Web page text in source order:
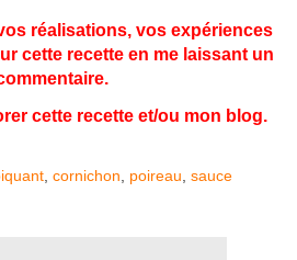
réalisations, vos expériences
cette recette en me laissant un
cette recette et/ou mon blog.
cornichon poireau sauce